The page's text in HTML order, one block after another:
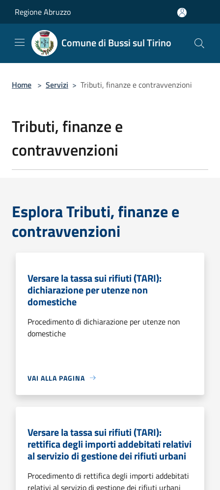
Regione Abruzzo
Comune di Bussi sul Tirino
Home > Servizi > Tributi, finanze e contravvenzioni
Tributi, finanze e
contravvenzioni
Esplora Tributi, finanze e
contravvenzioni
Versare la tassa sui rifiuti (TARI):
dichiarazione per utenze non
domestiche
Procedimento di dichiarazione per utenze non
domestiche
VAI ALLA PAGINA
Versare la tassa sui rifiuti (TARI):
rettifica degli importi addebitati relativi
al servizio di gestione dei rifiuti urbani
Procedimento di rettifica degli importi addebitati
relativi al servizio di gestione dei rifiuti urbani